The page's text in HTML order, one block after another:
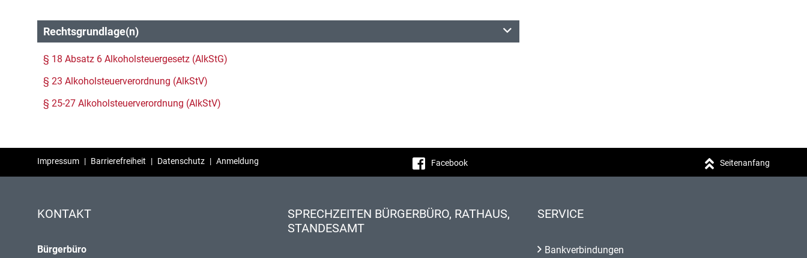
Rechtsgrundlage(n)
§ 18 Absatz 6 Alkoholsteuergesetz (AlkStG)
§ 23 Alkoholsteuerverordnung (AlkStV)
§ 25-27 Alkoholsteuerverordnung (AlkStV)
Impressum | Barrierefreiheit | Datenschutz | Anmeldung Facebook Seitenanfang
KONTAKT
Bürgerbüro
SPRECHZEITEN BÜRGERBÜRO, RATHAUS,
STANDESAMT
SERVICE
Bankverbindungen